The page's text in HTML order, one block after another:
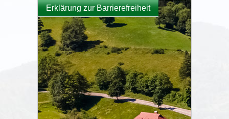
Erklärung zur Barrierefreiheit